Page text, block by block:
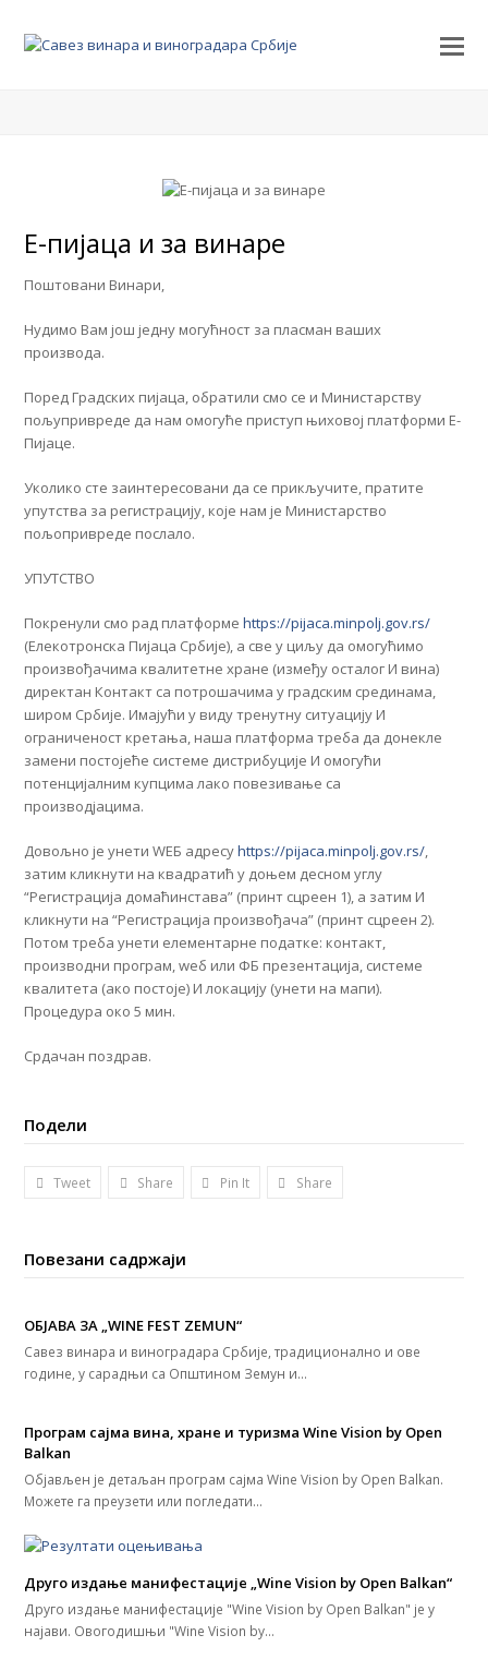
Е-пијаца и за винаре
Поштовани Винари,
Нудимо Вам још једну могућност за пласман ваших
производа.
Поред Градских пијаца, обратили смо се и Министарству
пољупривреде да нам омогуће приступ њиховој платформи Е-
Пијаце.
Уколико сте заинтересовани да се прикључите, пратите
упутства за регистрацију, које нам је Министарство
пољопривреде послало.
УПУТСТВО
Покренули смо рад платформеhttps://pijaca.minpolj.gov.rs/
(Елекотронска Пијаца Србије), а све у циљу да омогућимо
произвођачима квалитетне хране (између осталог И вина)
директан Контакт са потрошачима у градским срединама,
широм Србије. Имајући у виду тренутну ситуацију И
ограниченост кретања, наша платформа треба да донекле
замени постојеће системе дистрибуције И омогући
потенцијалним купцима лако повезивање са
производјацима.
Довољно је унети WЕБ адресуhttps://pijaca.minpolj.gov.rs/,
затим кликнути на квадратић у доњем десном углу
“Регистрација домаћинстава” (принт сцреен 1), а затим И
кликнути на “Регистрација произвођача” (принт сцреен 2).
Потом треба унети елементарне податке: контакт,
производни програм, wеб или ФБ презентација, системе
квалитета (ако постоје) И локацију (унети на мапи).
Процедура око 5 мин.
Срдачан поздрав.
Подели
Tweet Share Pin It Share
Повезани садржаји
ОБЈАВА ЗА „WINE FEST ZEMUN“
Савез винара и виноградара Србије, традиционално и ове
године, у сарадњи са Општином Земун и…
Програм сајма вина, хране и туризма Wine Vision by Open
Balkan
Објављен је детаљан програм сајма Wine Vision by Open Balkan.
Можете га преузети или погледати…
Друго издање манифестације „Wine Vision by Open Balkan“
Друго издање манифестације "Wine Vision by Open Balkan" је у
најави. Овогодишњи "Wine Vision by…